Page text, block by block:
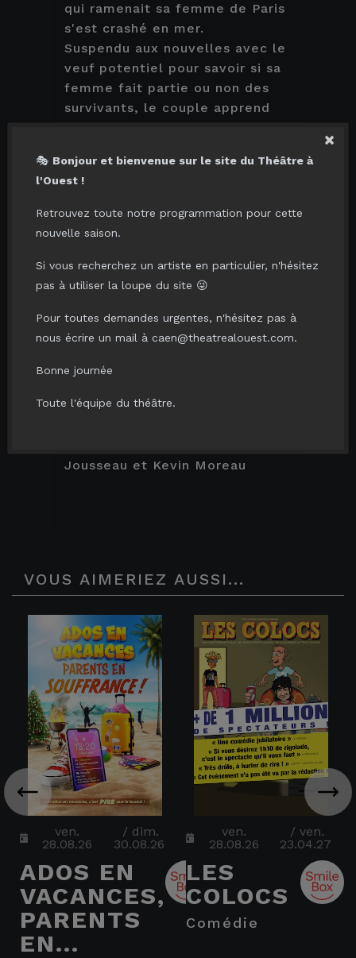
Carte abonné - Cartes 3/5/10
Code Smilebox Premium
AJOUTER AU PANIER
qui ramenait sa femme de Paris
s'est crashé en mer.
Suspendu aux nouvelles avec le
veuf potentiel pour savoir si sa
femme fait partie ou non des
survivants, le couple apprend
qu'il vient de gagner au super
Le mot d'ordre est dès lors
"cache ta joie"...
De nombreux rebondissements
soirée qui s’annonce pleine de
turbulences !
planétaire, jouée dans plus
d’une dizaine de langues et au
festival d'Avignon 2023
De Jean-Pierre Martinez
Jousseau et Kevin Moreau
VOUS AIMERIEZ AUSSI...
ven.
28.08.26
/ dim.
30.08.26
ADOS EN
VACANCES,
PARENTS
EN...
ven.
28.08.26
/ven.
23.04.27
LES
COLOCS
comédie
×
🎭 Bonjour et bienvenue sur le site du Théâtre à
l'Ouest !
Retrouvez toute notre programmation pour cette
nouvelle saison.
Si vous recherchez un artiste en particulier, n'hésitez
pas à utiliser la loupe du site 😜
Pour toutes demandes urgentes, n'hésitez pas à
nous écrire un mail à caen@theatrealouest.com.
Bonne journée
Toute l'équipe du théâtre.